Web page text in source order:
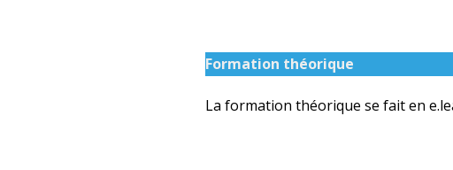
Formation théorique
La formation théorique se fait en